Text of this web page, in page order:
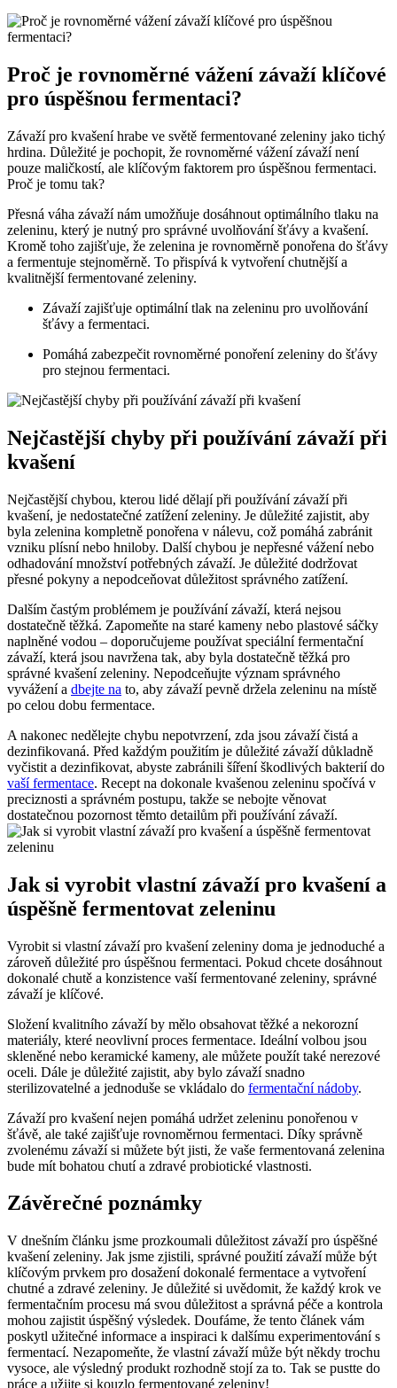
Proč je rovnoměrné vážení závaží klíčové
pro úspěšnou fermentaci?
Závaží pro kvašení hrabe ‍ve světě fermentované zeleniny jako tichý
hrdina. Důležité je pochopit, že rovnoměrné vážení závaží není⁤
pouze maličkostí, ale klíčovým​ faktorem pro úspěšnou fermentaci.⁤
Proč je​ tomu tak?
Přesná váha závaží nám umožňuje ⁣dosáhnout optimálního tlaku na
⁣zeleninu, který je nutný pro správné uvolňování šťávy a‌ kvašení.
Kromě toho zajišťuje, že zelenina je rovnoměrně ponořena do ​šťávy
a fermentuje stejnoměrně. To přispívá ⁣k vytvoření chutnější a
kvalitnější fermentované zeleniny.
Závaží ​zajišťuje optimální tlak na zeleninu pro uvolňování
šťávy a fermentaci.
Pomáhá zabezpečit​ rovnoměrné⁤ ponoření zeleniny do ⁢šťávy
⁤pro ⁤stejnou fermentaci.
Nejčastější ⁤chyby při‍ používání ‍závaží při
‌kvašení
Nejčastější chybou, kterou lidé⁣ dělají při⁤ používání ‌závaží při
kvašení, je nedostatečné zatížení zeleniny.⁤ Je důležité zajistit, aby​
byla zelenina kompletně ponořena v nálevu, což pomáhá zabránit
⁢vzniku plísní nebo hniloby. Další chybou je nepřesné vážení⁣ nebo
⁣odhadování množství‌ potřebných závaží. Je důležité dodržovat
přesné pokyny a nepodceňovat důležitost správného zatížení.
Dalším častým problémem je používání závaží, která‌ nejsou
⁣dostatečně ​těžká. ⁢Zapomeňte na staré kameny nebo plastové​ sáčky
naplněné vodou – doporučujeme používat speciální‌ fermentační
závaží, která ‍jsou navržena tak, ⁣aby byla dostatečně těžká pro
správné ​kvašení zeleniny. Nepodceňujte význam správného
vyvážení a dbejte na to, aby závaží pevně držela zeleninu⁣ na místě
po celou dobu fermentace.
A⁢ nakonec nedělejte chybu nepotvrzení, zda jsou ‌závaží ‌čistá a⁢
dezinfikovaná. Před každým použitím je důležité ‌závaží důkladně
vyčistit a dezinfikovat, abyste⁢ zabránili šíření škodlivých bakterií do
vaší fermentace. Recept na dokonale kvašenou zeleninu spočívá v
preciznosti​ a správném postupu, takže se nebojte věnovat
dostatečnou pozornost těmto​ detailům při používání závaží.
Jak si vyrobit vlastní závaží pro kvašení a
úspěšně fermentovat zeleninu
Vyrobit ‌si vlastní závaží pro kvašení zeleniny doma je jednoduché a
zároveň důležité pro úspěšnou ⁢fermentaci. Pokud‍ chcete dosáhnout
dokonalé chutě ‍a konzistence vaší fermentované zeleniny, správné ​
závaží je⁣ klíčové.
Složení kvalitního​ závaží by ‌mělo obsahovat těžké a nekorozní⁢
materiály, které neovlivní​ proces fermentace. Ideální volbou jsou
skleněné nebo keramické kameny, ale ⁤můžete použít také nerezové
⁢oceli. Dále je‌ důležité zajistit, aby‍ bylo závaží snadno
sterilizovatelné a ‌jednoduše se vkládalo⁢ do ‌ fermentační nádoby.
Závaží⁤ pro kvašení nejen pomáhá udržet zeleninu ponořenou ​v
šťávě, ale také zajišťuje rovnoměrnou fermentaci. Díky správně
zvolenému závaží ‌si můžete být jisti, ​že⁤ vaše fermentovaná zelenina
⁢bude mít bohatou chutí a zdravé ‍probiotické​ vlastnosti.
Závěrečné poznámky
V dnešním ⁣článku ‌jsme prozkoumali důležitost​ závaží pro úspěšné
kvašení zeleniny. Jak jsme zjistili, správné použití závaží ​může⁢ být
klíčovým prvkem pro dosažení dokonalé fermentace⁢ a vytvoření
chutné ‌a zdravé zeleniny. Je důležité si uvědomit, že každý‌ krok ve
fermentačním ⁣procesu má svou důležitost a správná péče a kontrola
mohou ​zajistit úspěšný výsledek. Doufáme, že ‍tento článek vám‍
poskytl‌ užitečné informace a inspiraci k dalšímu experimentování s
fermentací. Nezapomeňte, že vlastní závaží ⁤může být ‌někdy⁢ trochu
vysoce, ale‍ výsledný produkt rozhodně stojí za to. Tak se pustte do
práce a užijte si kouzlo​ fermentované zeleniny!